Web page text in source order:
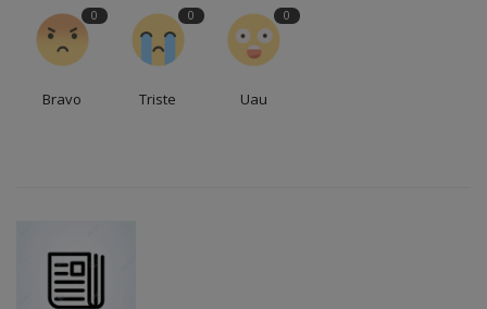
0
Bravo
0
Triste
0
Uau